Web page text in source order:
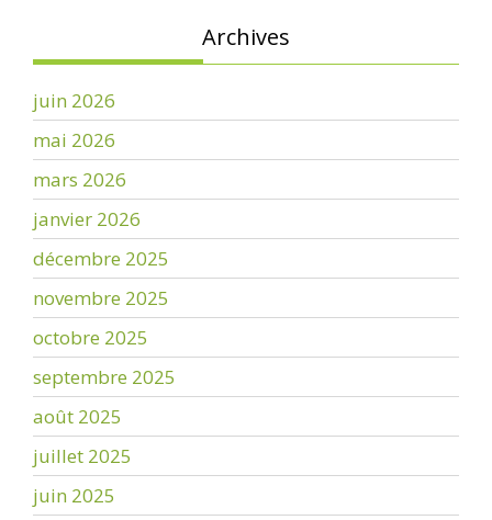
Archives
juin 2026
mai 2026
mars 2026
janvier 2026
décembre 2025
novembre 2025
octobre 2025
septembre 2025
août 2025
juillet 2025
juin 2025